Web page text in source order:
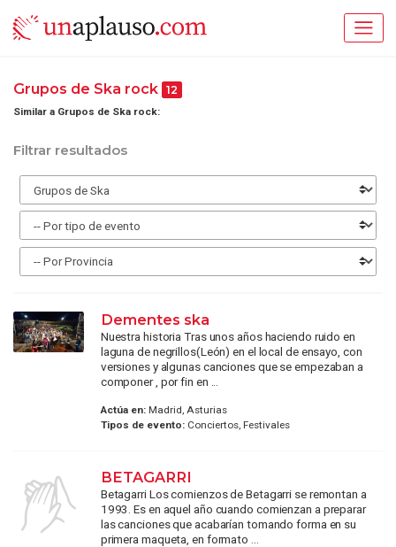
Grupos de Ska rock 12
Similar a Grupos de Ska rock:
Filtrar resultados
Dementes ska
Nuestra historia Tras unos años haciendo ruido en
laguna de negrillos(León) en el local de ensayo, con
versiones y algunas canciones que se empezaban a
componer , por fin en ...
Actúa en:Madrid, Asturias
Tipos de evento:Conciertos, Festivales
BETAGARRI
Betagarri Los comienzos de Betagarri se remontan a
1993. Es en aquel año cuando comienzan a preparar
las canciones que acabarían tomando forma en su
primera maqueta, en formato ...